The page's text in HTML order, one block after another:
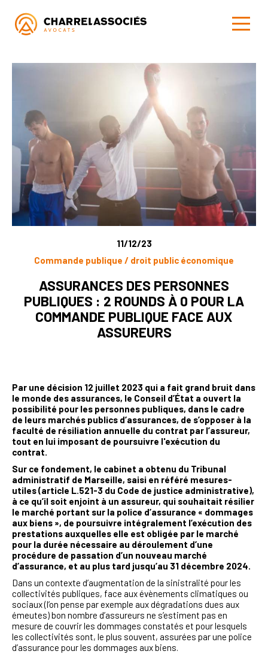
11/12/23
Commande publique / droit public économique
ASSURANCES DES PERSONNES
PUBLIQUES : 2 ROUNDS À 0 POUR LA
COMMANDE PUBLIQUE FACE AUX
ASSUREURS
Par une décision 12 juillet 2023 qui a fait grand bruit dans
le monde des assurances, le Conseil d’État a ouvert la
possibilité pour les personnes publiques, dans le cadre
de leurs marchés publics d’assurances, de s’opposer à la
faculté de résiliation annuelle du contrat par l’assureur,
tout en lui imposant de poursuivre l'exécution du
contrat.
Sur ce fondement, le cabinet a obtenu du Tribunal
administratif de Marseille, saisi en référé mesures-
utiles (article L.521-3 du Code de justice administrative),
à ce qu’il soit enjoint à un assureur, qui souhaitait résilier
le marché portant sur la police d’assurance « dommages
aux biens », de poursuivre intégralement l’exécution des
prestations auxquelles elle est obligée par le marché
pour la durée nécessaire au déroulement d’une
procédure de passation d’un nouveau marché
d’assurance, et au plus tard jusqu’au 31 décembre 2024.
Dans un contexte d’augmentation de la sinistralité pour les
collectivités publiques, face aux évènements climatiques ou
sociaux (l’on pense par exemple aux dégradations dues aux
émeutes) bon nombre d’assureurs ne s’estiment pas en
mesure de couvrir les dommages constatés et pour lesquels
les collectivités sont, le plus souvent, assurées par une police
d’assurance pour les dommages aux biens.